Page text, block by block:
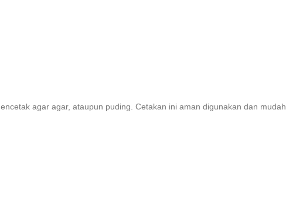
agar agar, ataupun puding. Cetakan ini aman digunakan dan